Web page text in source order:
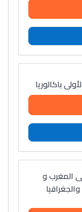
باكالوريا
المغرب و